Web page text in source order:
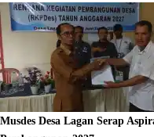
Musdes Desa Lagan Serap